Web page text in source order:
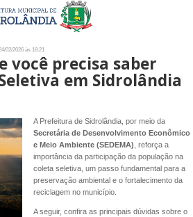
02/2026 às 18:21
você precisa saber
em Sidrolândia
A Prefeitura de Sidrolândia, por meio da
Secretária de Desenvolvimento Econômico
e Meio Ambiente (SEDEMA) , reforça a
importância da participação da população na
coleta seletiva, um passo fundamental para a
preservação ambiental e o fortalecimento da
reciclagem no município.
A seguir, confira as principais dúvidas sobre o